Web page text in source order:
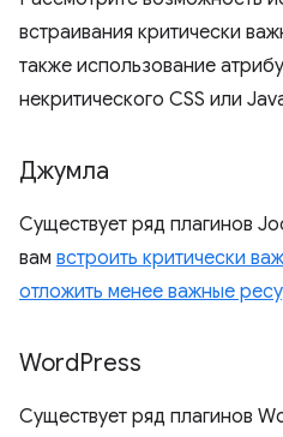
встраивания критически
также использование
некритического CSS или
Джумла
Существует ряд плагинов
вам встроить критически
отложить менее важные
WordPress
Существует ряд плагинов